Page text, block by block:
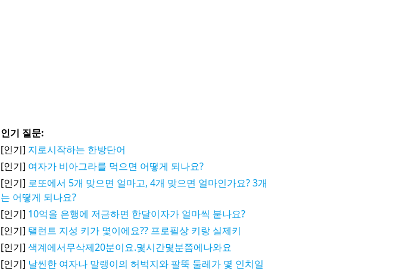
인기 질문:
[인기] 지로시작하는 한방단어
[인기] 여자가 비아그라를 먹으면 어떻게 되나요?
[인기] 로또에서 5개 맞으면 얼마고, 4개 맞으면 얼마인가요? 3개
는 어떻게 되나요?
[인기] 10억을 은행에 저금하면 한달이자가 얼마씩 붙나요?
[인기] 탤런트 지성 키가 몇이에요?? 프로필상 키랑 실제키
[인기] 색계에서무삭제20분이요.몇시간몇분쯤에나와요
[인기] 날씬한 여자나 말랭이의 허벅지와 팔뚝 둘레가 몇 인치일